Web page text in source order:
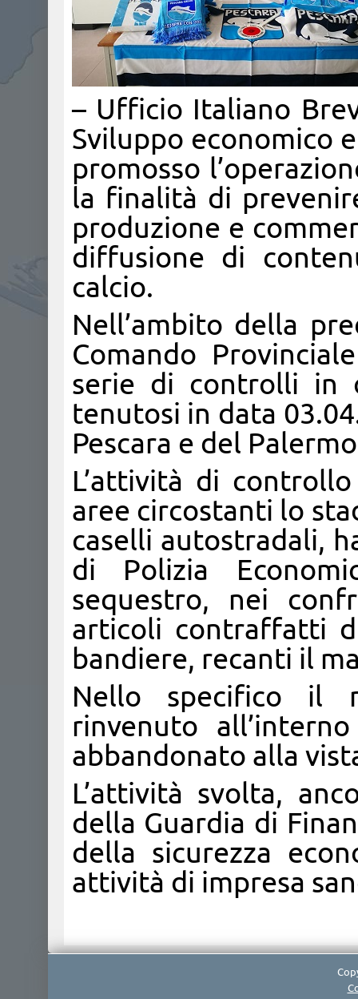
– Ufficio Italiano
Sviluppo economico
promosso
la finalità di
produzione e
diffusione di
calcio.
Nell’ambito della
Comando
serie di controlli in
tenutosi in data
Pescara e del
L’attività di
aree circostanti lo
caselli autostradali,
di Polizia
sequestro, nei
articoli contraffatti
bandiere, recanti il
Nello specifico il
rinvenuto
abbandonato alla
L’attività svolta,
della Guardia di
della sicurezza
attività di impresa